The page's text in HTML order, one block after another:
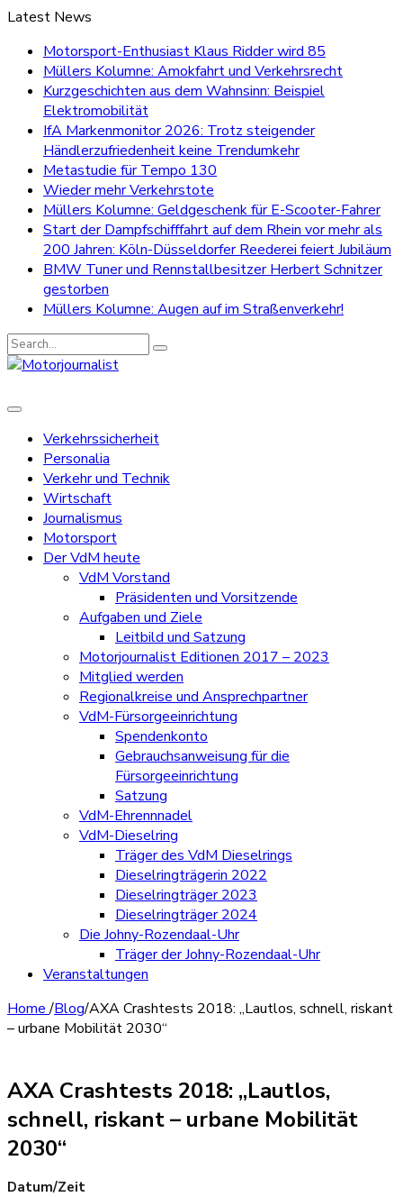
Latest News
Motorsport-Enthusiast Klaus Ridder wird 85
Müllers Kolumne: Amokfahrt und Verkehrsrecht
Kurzgeschichten aus dem Wahnsinn: Beispiel
Elektromobilität
IfA Markenmonitor 2026: Trotz steigender
Händlerzufriedenheit keine Trendumkehr
Metastudie für Tempo 130
Wieder mehr Verkehrstote
Müllers Kolumne: Geldgeschenk für E-Scooter-Fahrer
Start der Dampfschifffahrt auf dem Rhein vor mehr als
200 Jahren: Köln-Düsseldorfer Reederei feiert Jubiläum
BMW Tuner und Rennstallbesitzer Herbert Schnitzer
gestorben
Müllers Kolumne: Augen auf im Straßenverkehr!
Search
for:
Verkehrssicherheit
Personalia
Verkehr und Technik
Wirtschaft
Journalismus
Motorsport
Der VdM heute
VdM Vorstand
Präsidenten und Vorsitzende
Aufgaben und Ziele
Leitbild und Satzung
Motorjournalist Editionen 2017 – 2023
Mitglied werden
Regionalkreise und Ansprechpartner
VdM-Fürsorgeeinrichtung
Spendenkonto
Gebrauchsanweisung für die
Fürsorgeeinrichtung
Satzung
VdM-Ehrennnadel
VdM-Dieselring
Träger des VdM Dieselrings
Dieselringträgerin 2022
Dieselringträger 2023
Dieselringträger 2024
Die Johny-Rozendaal-Uhr
Träger der Johny-Rozendaal-Uhr
Veranstaltungen
Home/Blog/AXA Crashtests 2018: „Lautlos, schnell, riskant
– urbane Mobilität 2030“
AXA Crashtests 2018: „Lautlos,
schnell, riskant – urbane Mobilität
2030“
Datum/Zeit